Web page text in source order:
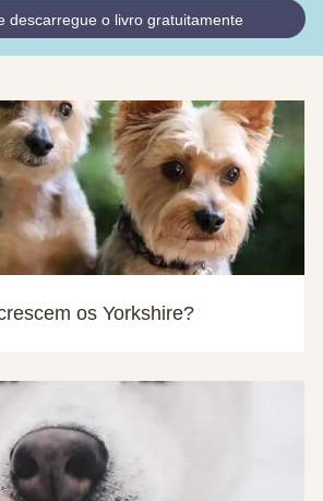
descarregue o livro gratuitamente
os Yorkshire?